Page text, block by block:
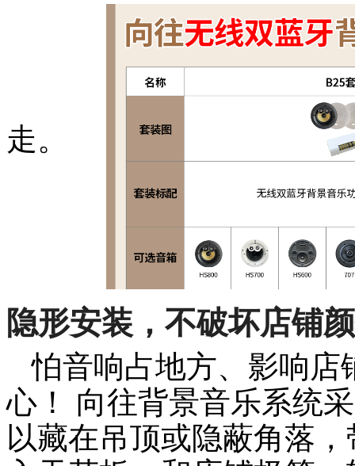
走。
隐形安装，不破坏店铺
怕音响占地方、影响店
心！ 向往背景音乐系统
以藏在吊顶或隐蔽角落